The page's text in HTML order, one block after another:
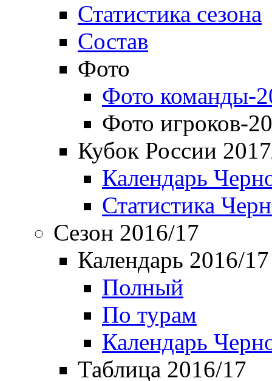
Статистика сезона
Состав
Фото
Фото команды-
Фото игроков-
Кубок России
Календарь
Статистика
Сезон 2016/17
Календарь 2016/17
Полный
По турам
Календарь
Таблица 2016/17